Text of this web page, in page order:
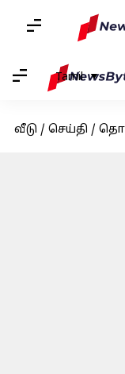
Tamil
வீடு / செய்தி /